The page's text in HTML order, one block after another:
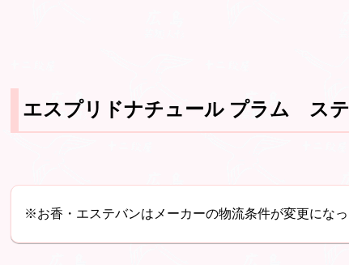
エスプリドナチュール プラム ス
※お香・エステバンはメーカーの物流条件が変更にな